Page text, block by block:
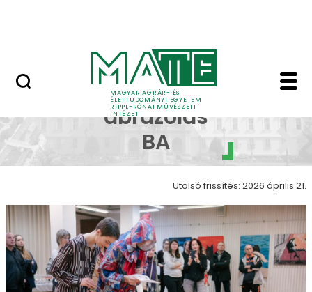
MAGYAR AGRÁR- ÉS
ÉLETTUDOMÁNYI EGYETEM
RIPPL-RÓNAI MŰVÉSZETI
INTÉZET
Képi ábrázolás
Képi
ábrázolás
BA
Utolsó frissítés: 2026 április 21.